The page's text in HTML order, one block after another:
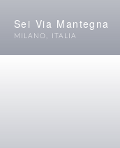
Sei Via Mantegna
MILANO , ITALIA